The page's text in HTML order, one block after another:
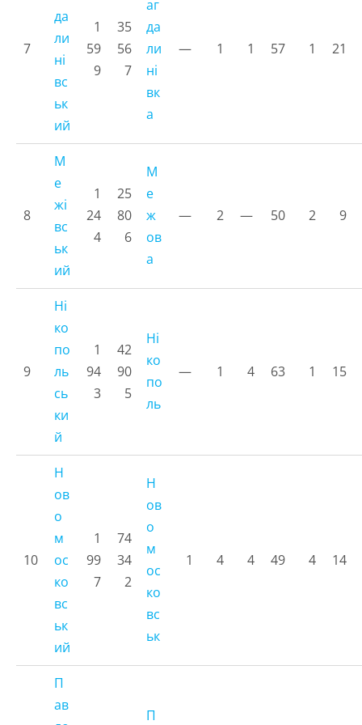
7
да
ли
ні
вс
ьк
ий
1
59
9
35
56
7
аг
да
ли
ні
вк
а
— 1 1 57 1 21
8
М
е
жі
вс
ьк
ий
1
24
4
25
80
6
М
е
ж
ов
а
— 2 — 50 2 9
9
Ні
ко
по
ль
сь
ки
й
1
94
3
42
90
5
Ні
ко
по
ль
— 1 4 63 1 15
10
Н
ов
о
м
ос
ко
вс
ьк
ий
1
99
7
74
34
2
Н
ов
о
м
ос
ко
вс
ьк
1 4 4 49 4 14
П
ав
П